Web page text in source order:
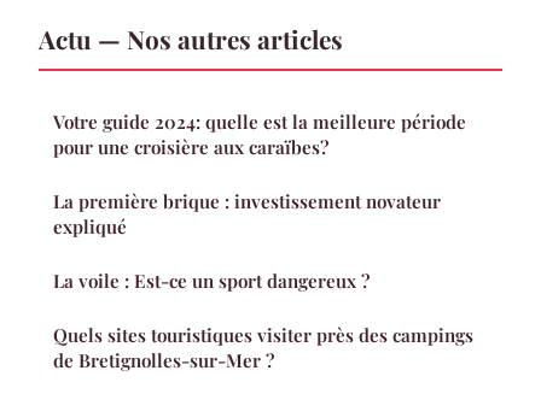
Actu — Nos autres articles
Votre guide 2024: quelle est la meilleure période
pour une croisière aux caraïbes?
La première brique : investissement novateur
expliqué
La voile : Est-ce un sport dangereux ?
Quels sites touristiques visiter près des campings
de Bretignolles-sur-Mer ?